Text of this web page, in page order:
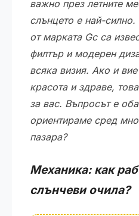
важно през летните
слънцето е най-
от марката Gc са
филтър и модерен
всяка визия. Ако и
красота и здраве,
за вас. Въпросът е
ориентираме сред
пазара?
Механика: как
слънчеви очила?